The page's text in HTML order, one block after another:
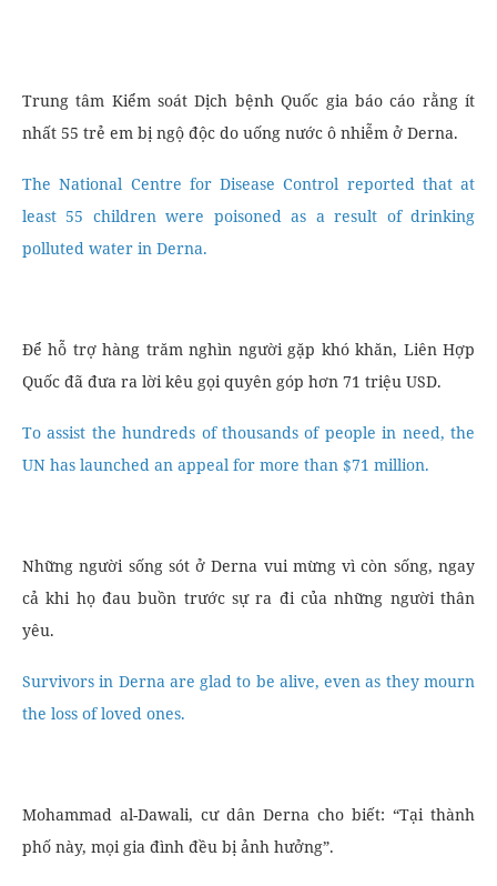
Trung tâm Kiểm soát Dịch bệnh Quốc gia báo cáo rằng ít
nhất 55 trẻ em bị ngộ độc do uống nước ô nhiễm ở Derna.
The National Centre for Disease Control reported that at
least 55 children were poisoned as a result of drinking
polluted water in Derna.
Để hỗ trợ hàng trăm nghìn người gặp khó khăn, Liên Hợp
Quốc đã đưa ra lời kêu gọi quyên góp hơn 71 triệu USD.
To assist the hundreds of thousands of people in need, the
UN has launched an appeal for more than $71 million.
Những người sống sót ở Derna vui mừng vì còn sống, ngay
cả khi họ đau buồn trước sự ra đi của những người thân
yêu.
Survivors in Derna are glad to be alive, even as they mourn
the loss of loved ones.
Mohammad al-Dawali, cư dân Derna cho biết: “Tại thành
phố này, mọi gia đình đều bị ảnh hưởng”.